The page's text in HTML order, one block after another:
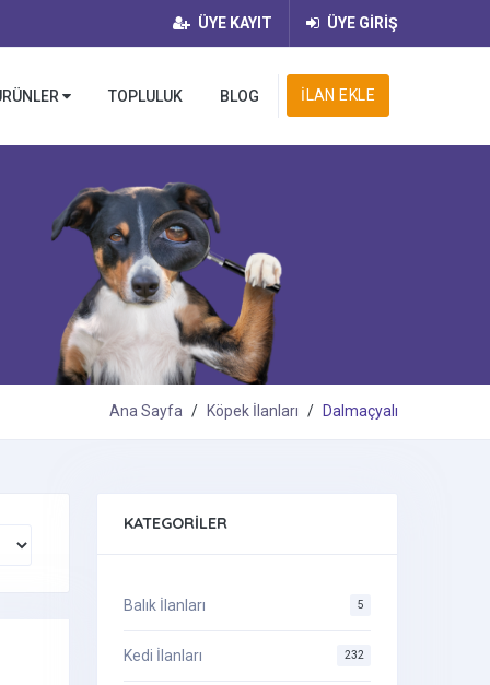
ÜYE KAYIT ÜYE GİRİŞ
TOPLULUK BLOG İLAN EKLE
Ana Sayfa Köpek İlanları Dalmaçyalı
KATEGORILER
Balık İlanları 5
Kedi İlanları 232